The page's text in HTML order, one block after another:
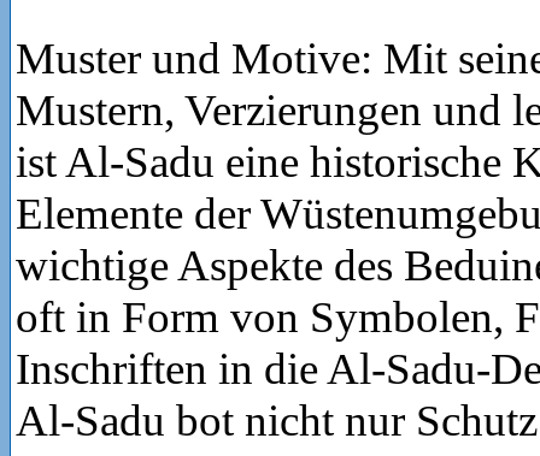
Muster und Motive: Mit
Mustern, Verzierungen und
ist Al-Sadu eine historische
Elemente der
wichtige Aspekte des
oft in Form von Symbolen,
Inschriften in die Al-Sadu-
Al-Sadu bot nicht nur